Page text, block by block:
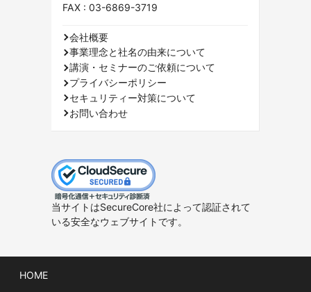
FAX : 03-6869-3719
会社概要
事業理念と社名の由来について
講演・セミナーのご依頼について
プライバシーポリシー
セキュリティー対策について
お問い合わせ
当サイトはSecureCore社によって認証されて
いる安全なウェブサイトです。
HOME